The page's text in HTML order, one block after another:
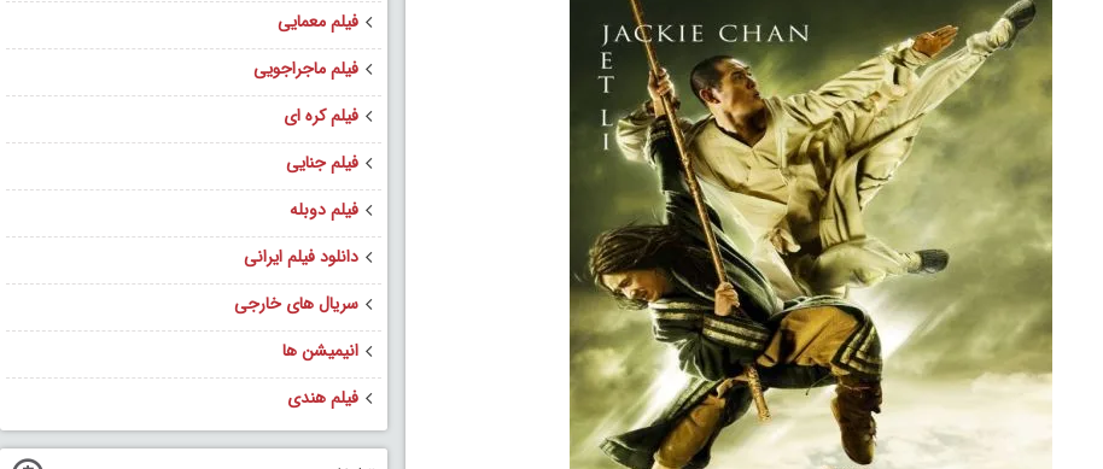
فیلم معمایی
فیلم ماجراجویی
فیلم کره ای
فیلم جنایی
فیلم دوبله
دانلود فیلم ایرانی
سریال های خارجی
انیمیشن ها
فیلم هندی